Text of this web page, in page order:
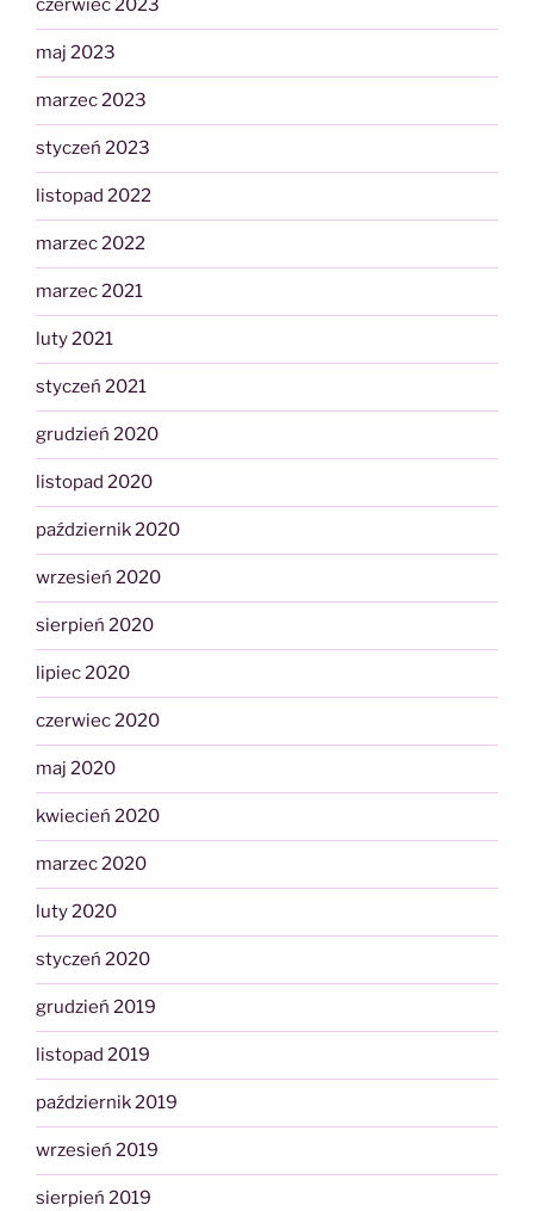
czerwiec 2023
maj 2023
marzec 2023
styczeń 2023
listopad 2022
marzec 2022
marzec 2021
luty 2021
styczeń 2021
grudzień 2020
listopad 2020
październik 2020
wrzesień 2020
sierpień 2020
lipiec 2020
czerwiec 2020
maj 2020
kwiecień 2020
marzec 2020
luty 2020
styczeń 2020
grudzień 2019
listopad 2019
październik 2019
wrzesień 2019
sierpień 2019